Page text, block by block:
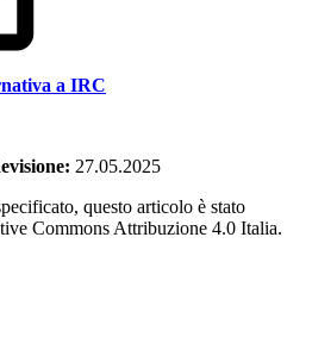
a IRC
27.05.2025
questo articolo è stato
Commons Attribuzione 4.0 Italia.